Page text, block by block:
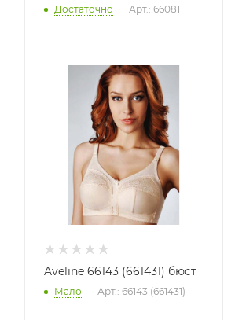
Достаточно Арт.: 660811
Aveline 66143 (661431) бюст
Мало Арт.: 66143 (661431)